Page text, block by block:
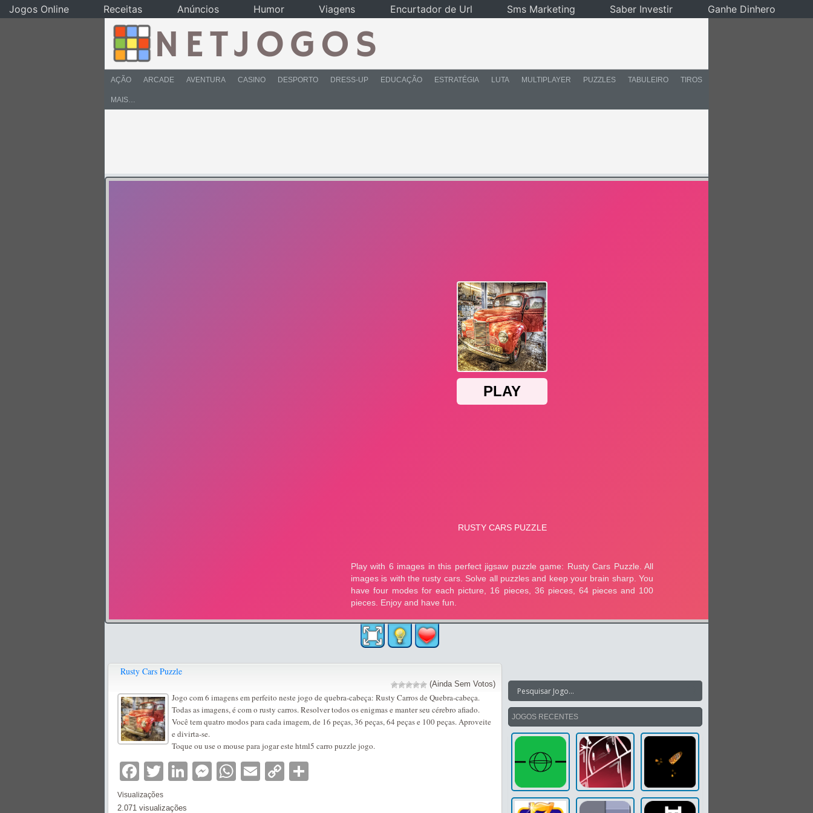
AÇÃO ARCADE AVENTURA CASINO DESPORTO DRESS-UP EDUCAÇÃO ESTRATÉGIA LUTA MULTIPLAYER PUZZLES TABULEIRO TIROS
MAIS…
Rusty Cars Puzzle
(Ainda Sem Votos)
Jogo com 6 imagens em perfeito neste jogo de quebra-cabeça: Rusty Carros de Quebra-cabeça.
Todas as imagens, é com o rusty carros. Resolver todos os enigmas e manter seu cérebro afiado.
Você tem quatro modos para cada imagem, de 16 peças, 36 peças, 64 peças e 100 peças. Aproveite
e divirta-se.
Toque ou use o mouse para jogar este html5 carro puzzle jogo.
Facebook
TwitterLinkedIn
Messenger
WhatsApp
EmailCopy
Visualizações
2.071 visualizações
JOGOS RECENTES
Jogos Online Receitas Anúncios Humor Viagens Encurtador de Url Sms Marketing Saber Investir Ganhe Dinhero